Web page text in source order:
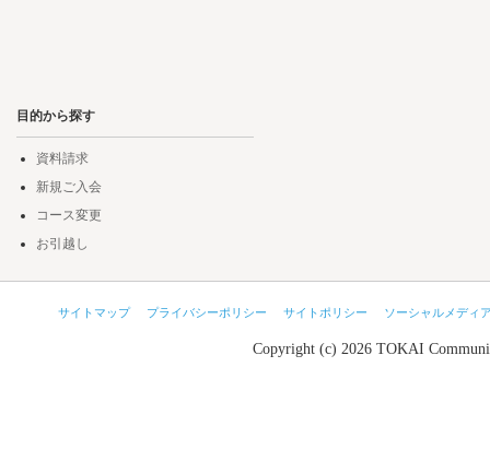
目的から探す
資料請求
新規ご入会
コース変更
お引越し
サイトマップ プライバシーポリシー サイトポリシー ソーシャルメディ
Copyright (c) 2026 TOKAI